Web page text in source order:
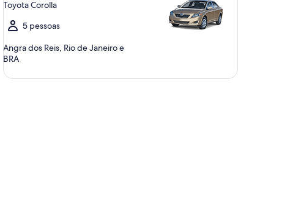
Toyota Corolla
5 pessoas
Angra dos Reis, Rio de Janeiro e
BRA